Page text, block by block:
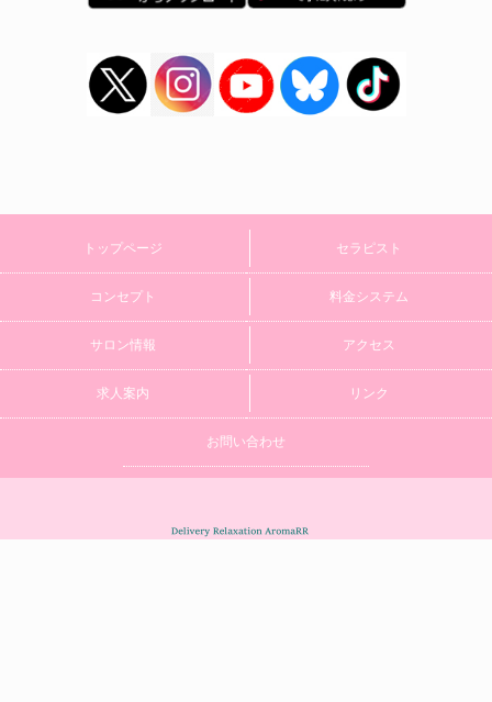
トップページ セラピスト
コンセプト 料金システム
サロン情報 アクセス
求人案内 リンク
お問い合わせ